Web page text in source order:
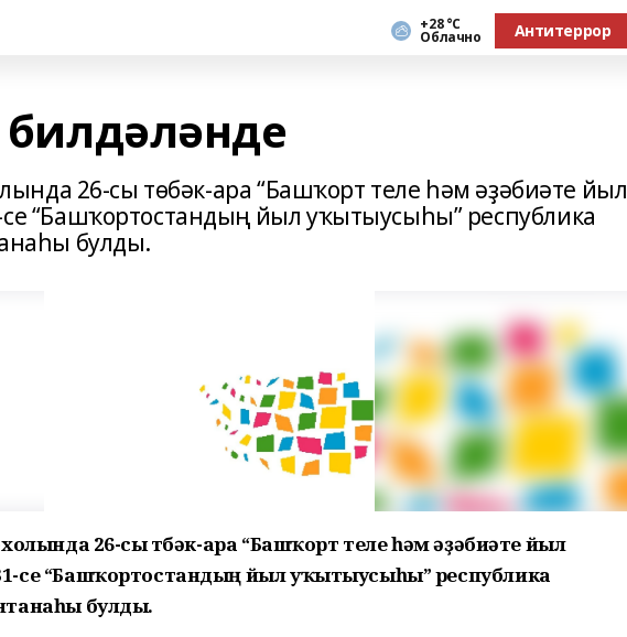
+28 °С
Облачно Антитеррор
билдәләнде
26-сы төбәк-ара “Башҡорт теле һәм әҙәбиәте йыл
“Башҡортостандың йыл уҡытыусыһы” республика
булды.
26-сы төбәк-ара “Башҡорт теле һәм әҙәбиәте йыл
се “Башҡортостандың йыл уҡытыусыһы” республика
булды.